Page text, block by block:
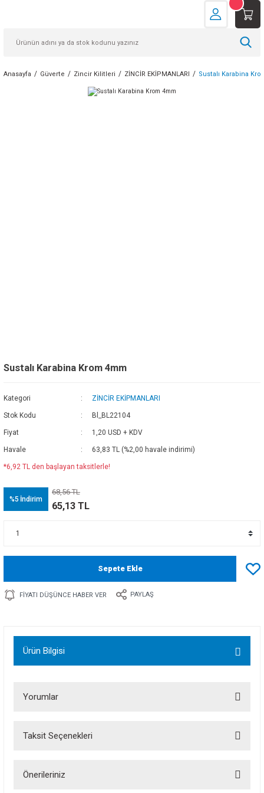
Anasayfa Güverte Zincir Kilitleri ZİNCİR EKİPMANLARI Sustalı Karabina
Sustalı Karabina Krom 4mm
Kategori ZİNCİR EKİPMANLARI
Stok Kodu Bl_BL22104
Fiyat 1,20 USD + KDV
Havale 63,83 TL (%2,00 havale indirimi)
*6,92 TL den başlayan taksitlerle!
%5 İndirim
68,56 TL
65,13 TL
Sepete Ekle
FIYATI DÜŞÜNCE HABER VER PAYLAŞ
Ürün Bilgisi
Yorumlar
Taksit Seçenekleri
Önerileriniz